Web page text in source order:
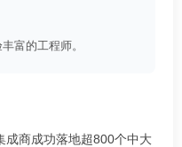
富的工程师。
成商成功落地超800个中大